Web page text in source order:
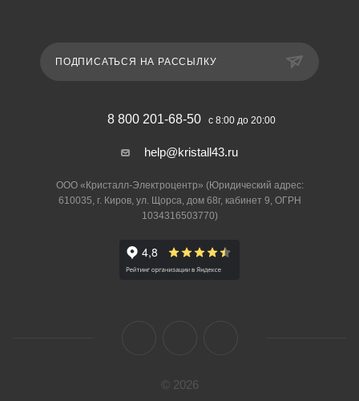
ПОДПИСАТЬСЯ НА РАССЫЛКУ
8 800 201-68-50 с 8:00 до 20:00
help@kristall43.ru
ООО «Кристалл-Электроцентр» (Юридический адрес:
610035, г. Киров, ул. Щорса, дом 68г, кабинет 9, ОГРН
1034316503770)
© 2026